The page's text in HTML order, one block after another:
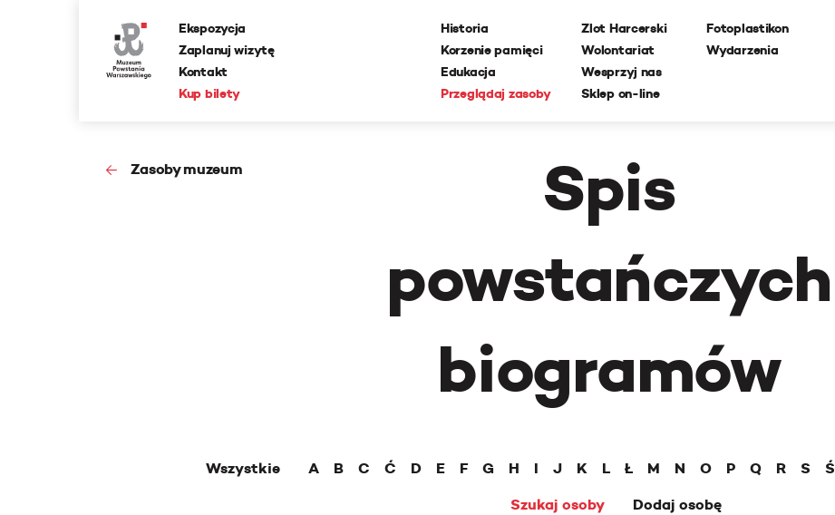
Ekspozycja
Zaplanuj wizytę
Kontakt
Kup bilety
Historia
Korzenie pamięci
Edukacja
Przeglądaj zasoby
Zlot Harcerski
Wolontariat
Wesprzyj nas
Sklep on-line
Fotoplastikon
Wydarzenia
Zasoby muzeum
Spis
powstańczych
biogramów
Wszystkie A B C Ć D E F G H I J K L Ł M N O P Q R S Ś
Szukaj osoby
Dodaj osobę